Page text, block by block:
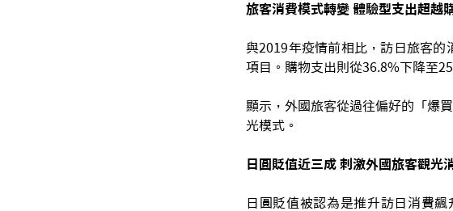
旅客消費模式轉變 體驗型支出超越
與2019年疫情前相比，訪日旅客的
項目。購物支出則從36.8%下降至
顯示，外國旅客從過往偏好的「爆
光模式。
日圓貶值近三成 刺激外國旅客觀光
日圓貶值被認為是推升訪日消費